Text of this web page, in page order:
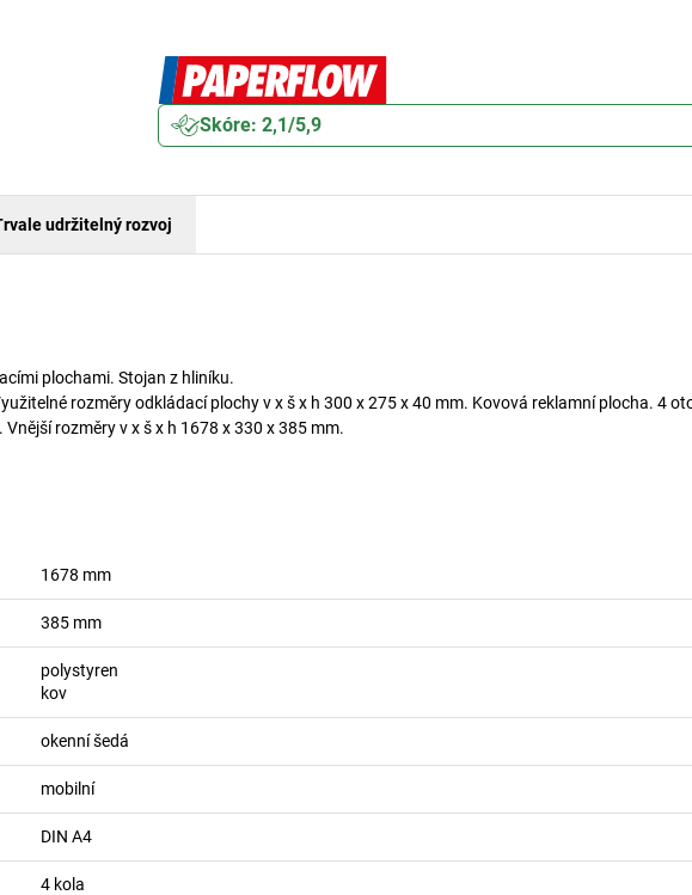
Skóre: 2,1/5,9
udržitelný rozvoj
plochami. Stojan z hliníku.
rozměry odkládací plochy v x š x h 300 x 275 x 40 mm. Kovová reklamní plocha. 4
rozměry v x š x h 1678 x 330 x 385 mm.
1678 mm
385 mm
polystyren
kov
okenní šedá
mobilní
DIN A4
4 kola